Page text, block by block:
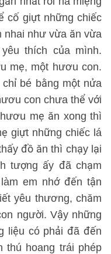
cố giựt những chiếc
nhai như vừa ăn vừa
thích của mình.
mẹ, một hươu con.
bé bằng một nửa
con chưa thể với
mẹ ăn xong thì
giựt những chiếc lá
đồ ăn thì chạy lại
tượng ấy đã chạm
em nhớ đến tận
yêu thương, chăm
người. Vậy những
liệu có phải đã đến
thú hoang trái phép